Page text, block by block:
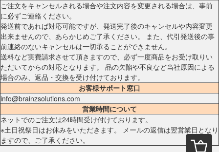
ご注文をキャンセルされる場合や注文内容を変更される場合は、事前
に必ずご連絡ください。
発送前であれば対応可能ですが、発送完了後のキャンセルや内容変更
出来ませんので、あらかじめご了承ください。 また、代引発送後の事
前連絡のないキャンセルは一切承ることができません。
送料など実費請求させて頂きますので、必ず一度商品をお受け取りい
ただいてからの対応となります。 品の欠陥や不良など当社原因による
場合のみ、返品・交換を受け付けております。
お客様サポート窓口
info@brainzsolutions.com
営業時間について
ネットでのご注文は24時間受け付けております。
※土日祝祭日はお休みをいただきます。 メールの返信は翌営業日となり
ますので、ご了承ください。